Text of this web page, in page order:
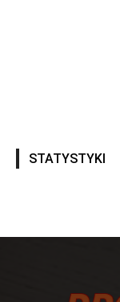
STATYSTYKI